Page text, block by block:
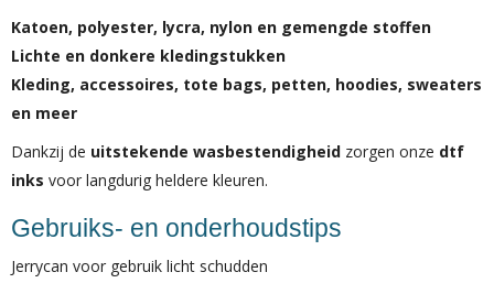
Katoen, polyester, lycra, nylon en gemengde stoffen
Lichte en donkere kledingstukken
Kleding, accessoires, tote bags, petten, hoodies, sweaters
en meer
Dankzij de uitstekende wasbestendigheid zorgen onze dtf
inks voor langdurig heldere kleuren.
Gebruiks- en onderhoudstips
Jerrycan voor gebruik licht schudden